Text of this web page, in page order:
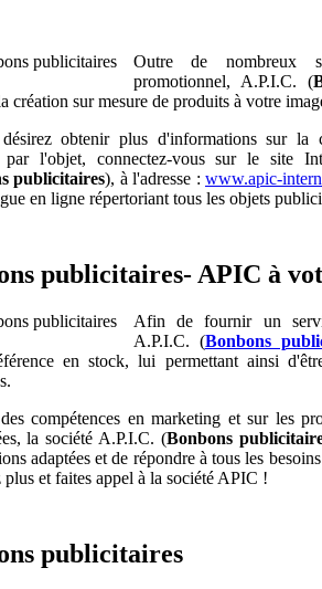
Outre de nombreux
promotionnel, A.P.I.C. (
création sur mesure de produits à votre
obtenir plus d'informations sur la
par l'objet, connectez-vous sur le site
publicitaires), à l'adresse : www.apic-
en ligne répertoriant tous les objets
publicitaires- APIC à
Afin de fournir un
A.P.I.C. (Bonbons
en stock, lui permettant ainsi
compétences en marketing et sur les
la société A.P.I.C. (Bonbons
adaptées et de répondre à tous les
plus et faites appel à la société APIC !
publicitaires